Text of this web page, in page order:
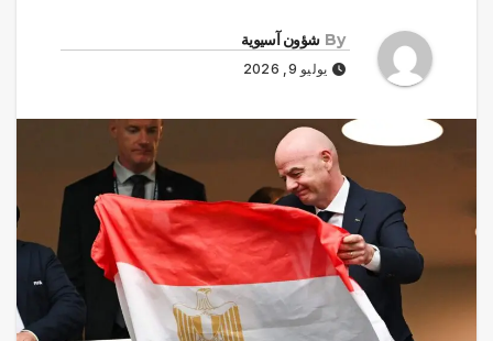
By شؤون آسيوية
يوليو 9, 2026